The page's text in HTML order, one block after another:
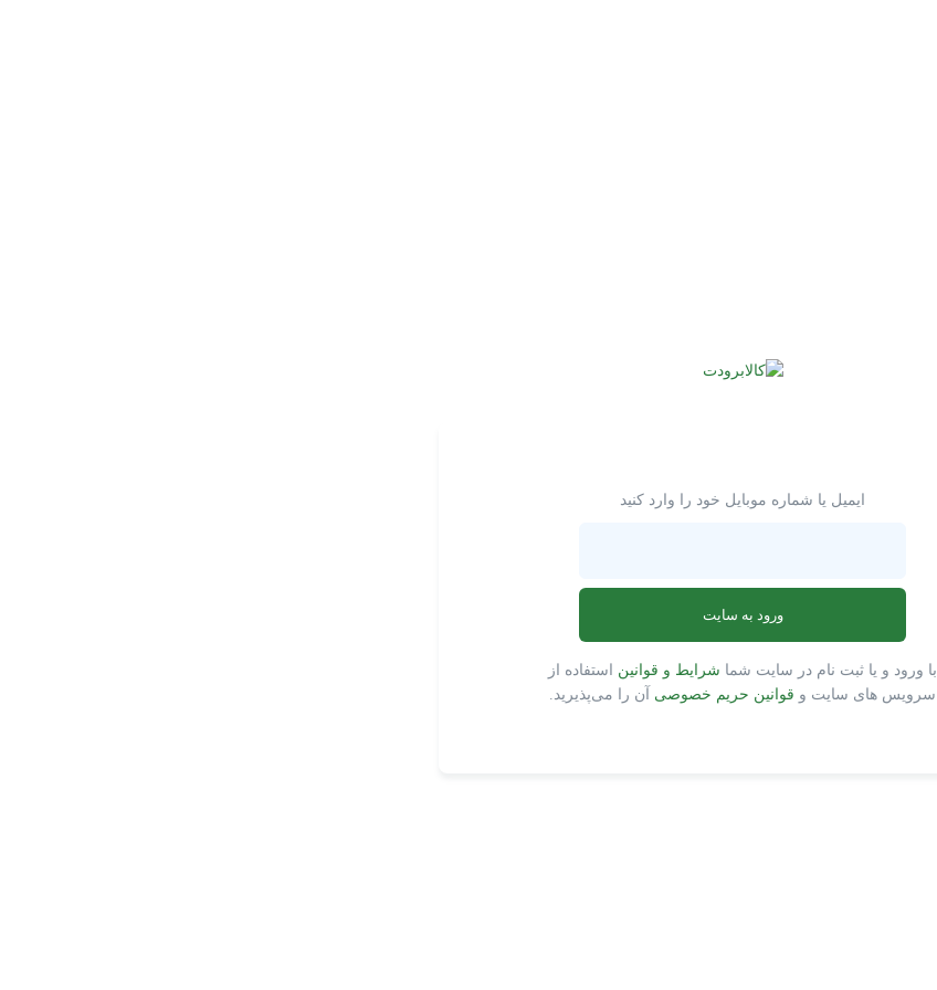
ایمیل یا شماره موبایل خود را وارد کنید
ورود به سایت
با ورود و یا ثبت نام در سایت شما شرایط و قوانین استفاده از
سرویس های سایت و قوانین حریم خصوصی آن را می‌پذیرید.